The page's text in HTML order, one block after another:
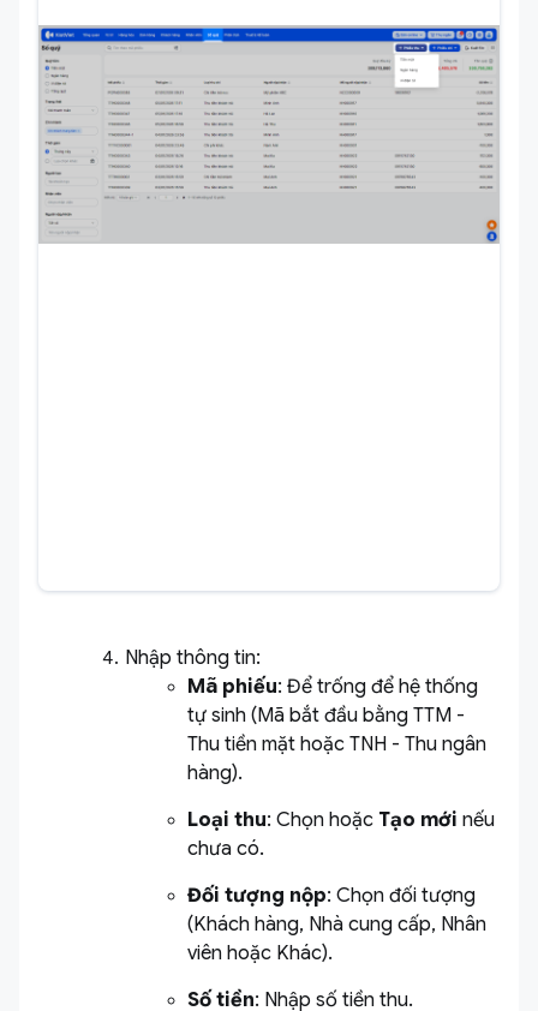
Nhập thông tin:
Mã phiếu: Để trống để hệ thống
tự sinh (Mã bắt đầu bằng TTM -
Thu tiền mặt hoặc TNH - Thu ngân
hàng).
Loại thu: Chọn hoặc Tạo mới nếu
chưa có.
Đối tượng nộp: Chọn đối tượng
(Khách hàng, Nhà cung cấp, Nhân
viên hoặc Khác).
Số tiền: Nhập số tiền thu.